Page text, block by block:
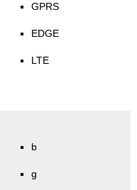
GPRS
EDGE
LTE
b
g